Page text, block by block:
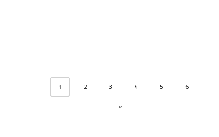
1 2 3 4 5
6
»